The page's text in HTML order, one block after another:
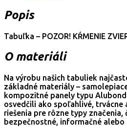
Popis
Tabuľka – POZOR! KŔMENIE
O materiáli
Na výrobu našich tabuliek
základné materiály –
kompozitné panely typu
osvedčili ako spoľahlivé, trvácne
riešenia pre rôzne typy značenia,
bezpečnostné, informačné